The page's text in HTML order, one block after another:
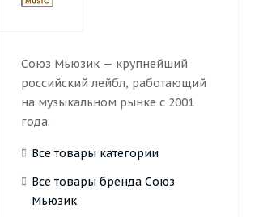
Союз Мьюзик — крупнейший
российский лейбл, работающий
на музыкальном рынке с 2001
года.
Все товары категории
Все товары бренда Союз
Мьюзик